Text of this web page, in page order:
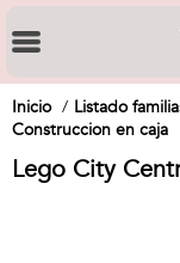
Inicio Listado
Construccion en caja
Lego City